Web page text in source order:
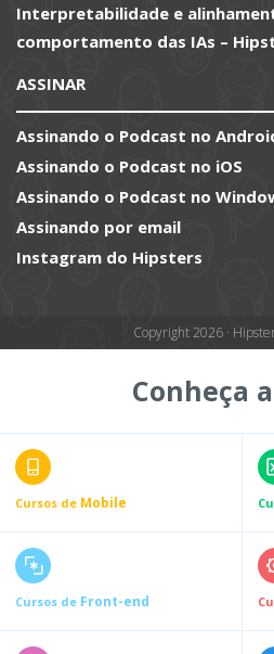
Interpretabilidade e
comportamento das IAs –
ASSINAR
Assinando o Podcast no
Assinando o Podcast no iOS
Assinando o Podcast no
Assinando por email
Instagram do Hipsters
Copyright 2026 ·
Conheça
Cursos de Mobile
Cursos de Front-end